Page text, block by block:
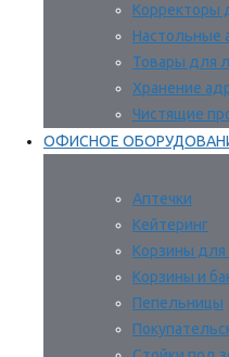
Корректоры
Настольные
Товары для
Хранение
Чистящие
ОФИСНОЕ
Аптечки
Кейтеринг
Корзины для
Корзины и
Пепельницы